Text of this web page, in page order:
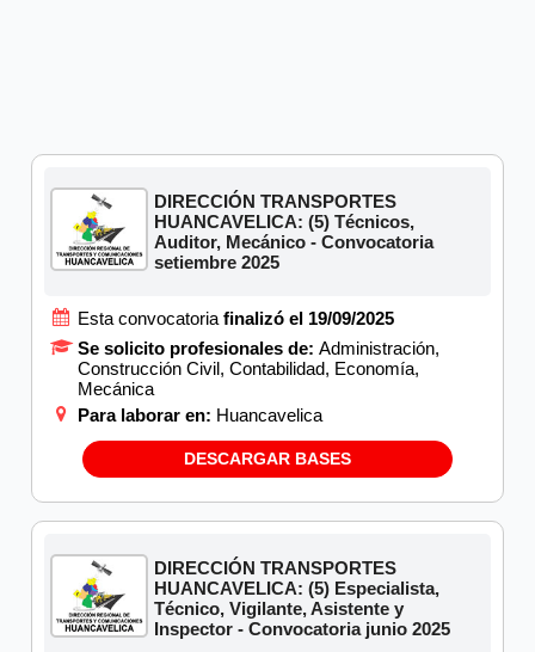
DIRECCIÓN TRANSPORTES
HUANCAVELICA: (5) Técnicos,
Auditor, Mecánico - Convocatoria
setiembre 2025
Esta convocatoria finalizó el 19/09/2025
Se solicito profesionales de: Administración,
Construcción Civil, Contabilidad, Economía,
Mecánica
Para laborar en: Huancavelica
DESCARGAR BASES
DIRECCIÓN TRANSPORTES
HUANCAVELICA: (5) Especialista,
Técnico, Vigilante, Asistente y
Inspector - Convocatoria junio 2025